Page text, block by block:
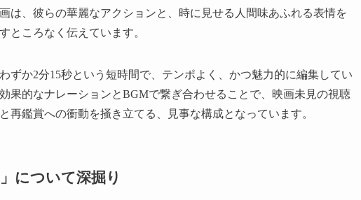
は、彼らの華麗なアクションと、時に見せる人間味あふれる表情を
ところなく伝えています。
ずか2分15秒という短時間で、テンポよく、かつ魅力的に編集してい
果的なナレーションとBGMで繋ぎ合わせることで、映画未見の視聴
再鑑賞への衝動を掻き立てる、見事な構成となっています。
について深掘り